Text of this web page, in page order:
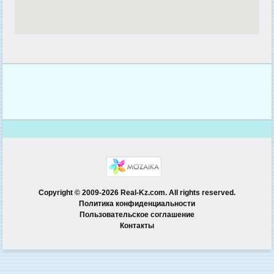
Copyright © 2009-2026 Real-Kz.com. All rights reserved.
Политика конфиденциальности
Пользовательское соглашение
Контакты